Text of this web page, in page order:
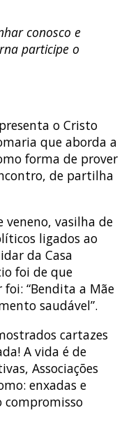
conosco e
participe o
o Cristo
que aborda a
forma de prover
de partilha
veneno, vasilha de
ligados ao
da Casa
foi de que
“Bendita a Mãe
saudável”.
cartazes
A vida é de
Associações
enxadas e
compromisso